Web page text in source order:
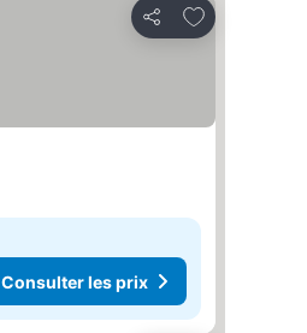
Partager
Ajouter à mes
Consulter les prix